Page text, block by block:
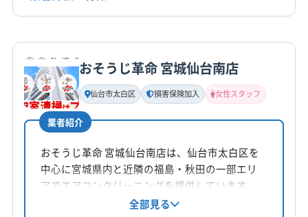
土・日・祝
電話番号
0228-44-3951
公式HP
公式サイトを見る
基本情報
代表者名
佐藤大輔
所在地
宮城県宮城郡利府町
対応地域
岩沼市
石巻市
おそうじ革命 宮城仙台南店
仙台市太白区 損害保険加入 女性スタッフ
業者紹介
おそうじ革命 宮城仙台南店は、仙台市太白区を
中心に宮城県内と近隣の福島・秋田の一部エリ
アでエアコンクリーニングを提供しています。
作業療法士の資格を持つ店長が在籍し、丁寧な
全部見る